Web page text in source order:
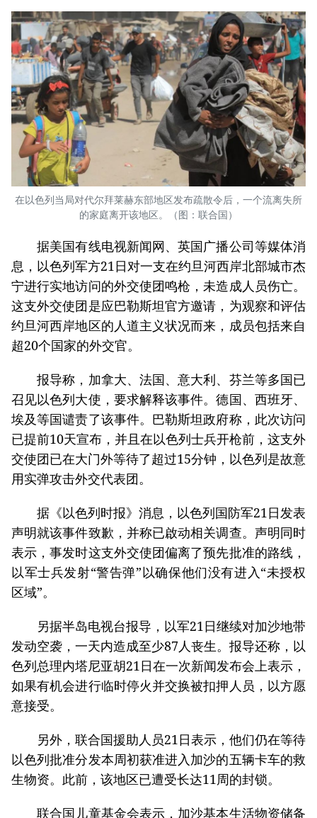
在以色列当局对代尔拜莱赫东部地区发布疏散令后，一个流离失所
的家庭离开该地区。（图：联合国）
据美国有线电视新闻网、英国广播公司等媒体消
息，以色列军方21日对一支在约旦河西岸北部城市杰
宁进行实地访问的外交使团鸣枪，未造成人员伤亡。
这支外交使团是应巴勒斯坦官方邀请，为观察和评估
约旦河西岸地区的人道主义状况而来，成员包括来自
超20个国家的外交官。
报导称，加拿大、法国、意大利、芬兰等多国已
召见以色列大使，要求解释该事件。德国、西班牙、
埃及等国谴责了该事件。巴勒斯坦政府称，此次访问
已提前10天宣布，并且在以色列士兵开枪前，这支外
交使团已在大门外等待了超过15分钟，以色列是故意
用实弹攻击外交代表团。
据《以色列时报》消息，以色列国防军21日发表
声明就该事件致歉，并称已啟动相关调查。声明同时
表示，事发时这支外交使团偏离了预先批准的路线，
以军士兵发射“警告弹”以确保他们没有进入“未授权
区域”。
另据半岛电视台报导，以军21日继续对加沙地带
发动空袭，一天内造成至少87人丧生。报导还称，以
色列总理内塔尼亚胡21日在一次新闻发布会上表示，
如果有机会进行临时停火并交换被扣押人员，以方愿
意接受。
另外，联合国援助人员21日表示，他们仍在等待
以色列批准分发本周初获准进入加沙的五辆卡车的救
生物资。此前，该地区已遭受长达11周的封锁。
联合国儿童基金会表示，加沙基本生活物资储备